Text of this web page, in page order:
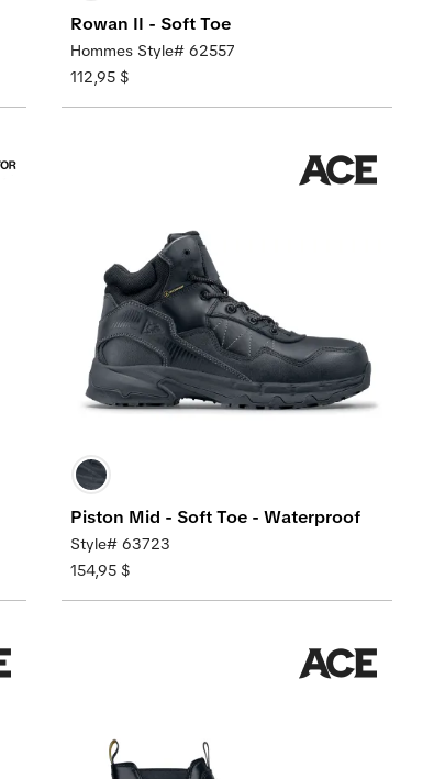
Rowan II - Soft Toe
Hommes Style# 62557
112,95 $
Piston Mid - Soft Toe - Waterproof
Style# 63723
154,95 $